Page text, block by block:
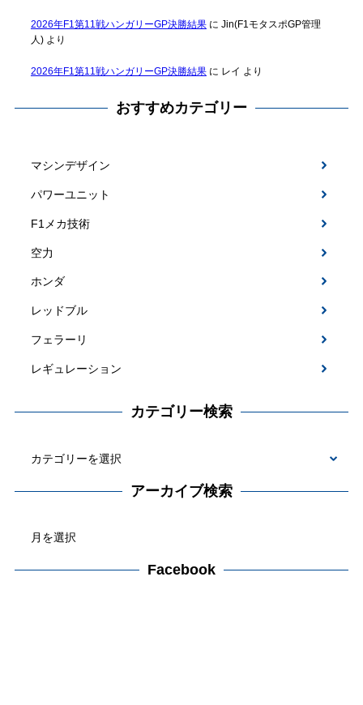
2026年F1第11戦ハンガリーGP決勝結果に Jin(F1モタスポGP管理
人)より
2026年F1第11戦ハンガリーGP決勝結果に レイ より
おすすめカテゴリー
マシンデザイン
パワーユニット
F1メカ技術
空力
ホンダ
レッドブル
フェラーリ
レギュレーション
カテゴリー検索
検
アーカイブ検索
カ
Facebook